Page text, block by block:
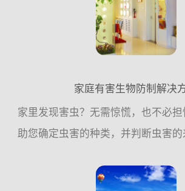
中采取预防措施，尽...
家庭有害生物防制解决
家里发现害虫？无需惊慌，也不必
助您确定虫害的种类，并判断虫害
害，交给我们！一、常见的家庭虫害